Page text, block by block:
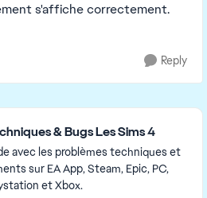
s'affiche correctement.
Reply
& Bugs Les Sims 4
avec les problèmes techniques et
sur EA App, Steam, Epic, PC,
et Xbox.